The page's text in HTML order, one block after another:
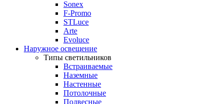
Sonex
F-Promo
STLuce
Arte
Evoluce
Наружное освещение
Типы светильников
Встраиваемые
Наземные
Настенные
Потолочные
Подвесные